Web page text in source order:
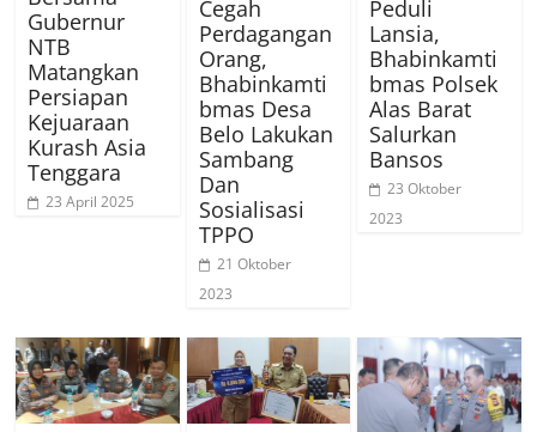
Gubernur
NTB
Matangkan
Persiapan
Kejuaraan
Kurash Asia
Tenggara
23 April 2025
Cegah
Perdagangan
Orang,
Bhabinkamti
bmas Desa
Belo Lakukan
Sambang
Dan
Sosialisasi
TPPO
21 Oktober
2023
Peduli
Lansia,
Bhabinkamti
bmas Polsek
Alas Barat
Salurkan
Bansos
23 Oktober
2023